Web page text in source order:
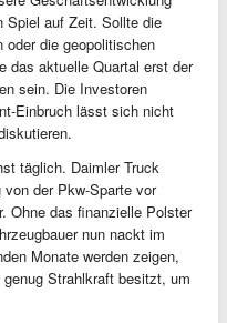
Spiel auf Zeit. Sollte die
oder die geopolitischen
das aktuelle Quartal erst der
sein. Die Investoren
Einbruch lässt sich nicht
täglich. Daimler Truck
der Pkw-Sparte vor
Ohne das finanzielle Polster
nun nackt im
Monate werden zeigen,
Strahlkraft besitzt, um